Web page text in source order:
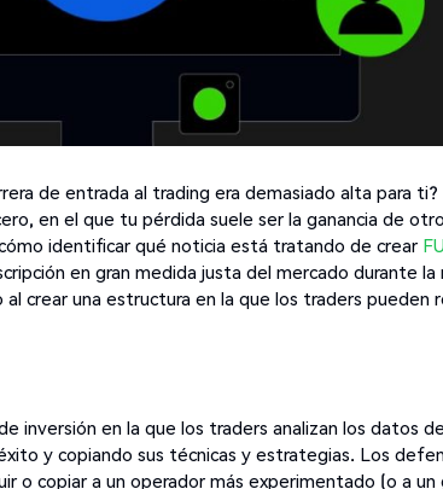
de entrada al trading era demasiado alta para
en el que tu pérdida suele ser la ganancia de
identificar qué noticia está tratando de crear
en gran medida justa del mercado durante
al crear una estructura en la que los traders
inversión en la que los traders analizan los datos
y copiando sus técnicas y estrategias. Los
o copiar a un operador más experimentado (o a